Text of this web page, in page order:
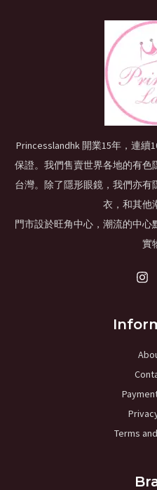
Princesslandhk 開業15年，連
保證。我們售賣世界各地的有
台灣。除了隱形眼鏡，我們亦
衣，和其他
門市設於旺角中心，潮流的中
實
Terms